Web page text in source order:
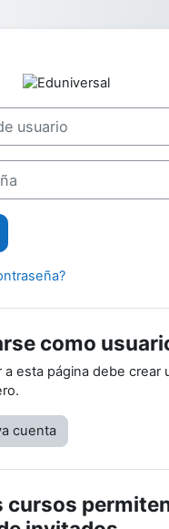
Entrar
de una nueva cuenta
como
a esta página debe crear
cuenta
cursos